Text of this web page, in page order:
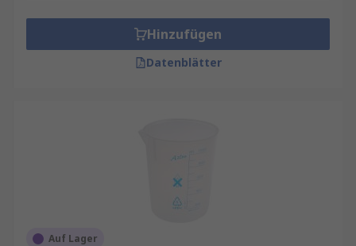
Hinzufügen
Datenblätter
Auf Lager